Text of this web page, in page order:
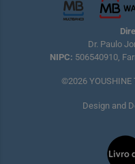
Dr. Paulo
NIPC: 506540910,
©2026
Design and